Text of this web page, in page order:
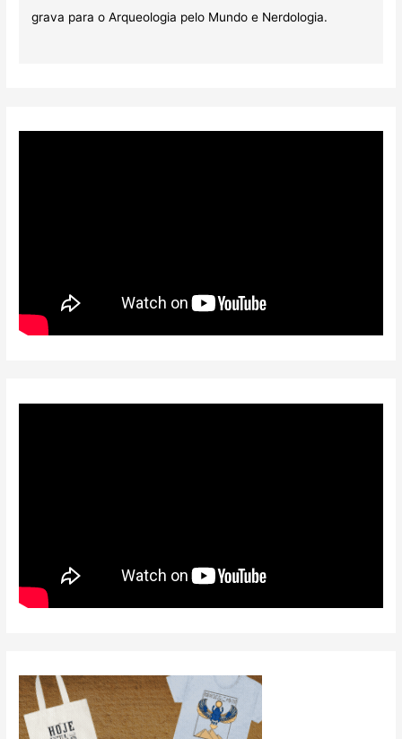
grava para o Arqueologia pelo Mundo e Nerdologia.